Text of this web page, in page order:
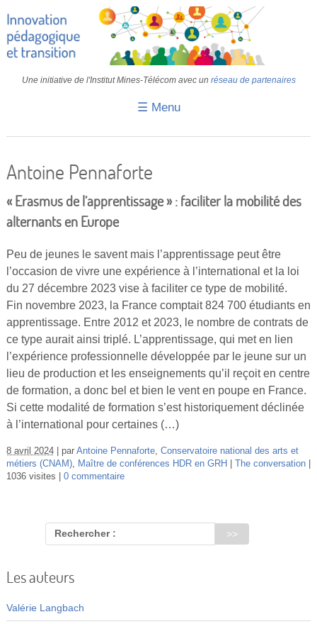
Une initiative de l'Institut Mines-Télécom avec un réseau de partenaires
☰ Menu
IMT
Colloques
Vidéos
S’inscrire
Se connecter
Antoine Pennaforte
« Erasmus de l’apprentissage » : faciliter la mobilité des
alternants en Europe
Peu de jeunes le savent mais l’apprentissage peut être
l’occasion de vivre une expérience à l’international et la loi
du 27 décembre 2023 vise à faciliter ce type de mobilité.
Fin novembre 2023, la France comptait 824 700 étudiants en
apprentissage. Entre 2012 et 2023, le nombre de contrats de
ce type aurait ainsi triplé. L’apprentissage, qui met en lien
l’expérience professionnelle développée par le jeune sur un
lieu de production et les enseignements qu’il reçoit en centre
de formation, a donc bel et bien le vent en poupe en France.
Si cette modalité de formation s’est historiquement déclinée
à l’international pour certaines (…)
8 avril 2024 par Antoine Pennaforte, Conservatoire national des arts et
métiers (CNAM), Maître de conférences HDR en GRH
The conversation
1036 visites
0 commentaire
Rechercher :
Les auteurs
Valérie Langbach